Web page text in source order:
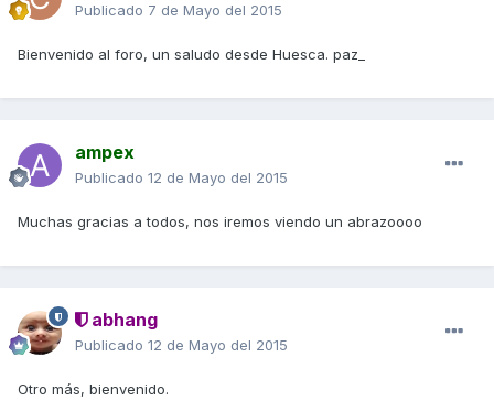
Publicado 7 de Mayo del 2015
Bienvenido al foro, un saludo desde Huesca. paz_
ampex
Publicado 12 de Mayo del 2015
Muchas gracias a todos, nos iremos viendo un abrazoooo
abhang
Publicado 12 de Mayo del 2015
Otro más, bienvenido.